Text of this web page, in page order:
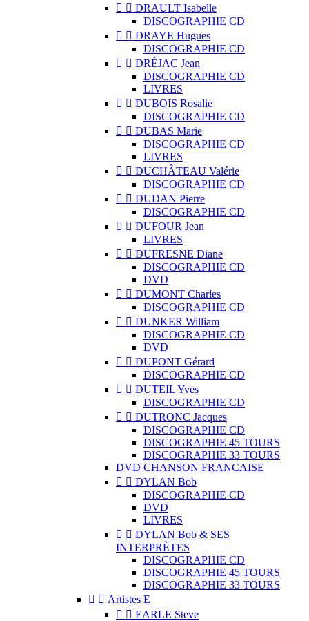
  DRAULT Isabelle
DISCOGRAPHIE CD
  DRAYE Hugues
DISCOGRAPHIE CD
  DRÉJAC Jean
DISCOGRAPHIE CD
LIVRES
  DUBOIS Rosalie
DISCOGRAPHIE CD
  DUBAS Marie
DISCOGRAPHIE CD
LIVRES
  DUCHÂTEAU Valérie
DISCOGRAPHIE CD
  DUDAN Pierre
DISCOGRAPHIE CD
  DUFOUR Jean
LIVRES
  DUFRESNE Diane
DISCOGRAPHIE CD
DVD
  DUMONT Charles
DISCOGRAPHIE CD
  DUNKER William
DISCOGRAPHIE CD
DVD
  DUPONT Gérard
DISCOGRAPHIE CD
  DUTEIL Yves
DISCOGRAPHIE CD
  DUTRONC Jacques
DISCOGRAPHIE CD
DISCOGRAPHIE 45 TOURS
DISCOGRAPHIE 33 TOURS
DVD CHANSON FRANCAISE
  DYLAN Bob
DISCOGRAPHIE CD
DVD
LIVRES
  DYLAN Bob & SES
INTERPRÈTES
DISCOGRAPHIE CD
DISCOGRAPHIE 45 TOURS
DISCOGRAPHIE 33 TOURS
  Artistes E
  EARLE Steve